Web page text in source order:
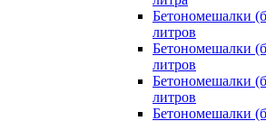
Бетономешалки
литров
Бетономешалки
литров
Бетономешалки
литров
Бетономешалки